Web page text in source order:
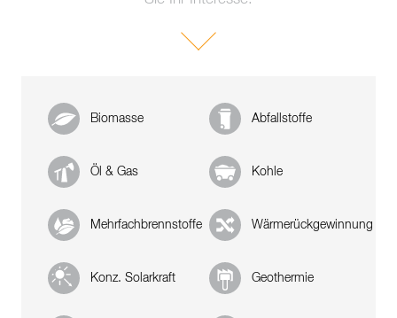
Biomasse Abfallstoffe
Öl & Gas Kohle
Mehrfachbrennstoffe Wärmerückgewinnung
Konz. Solarkraft Geothermie